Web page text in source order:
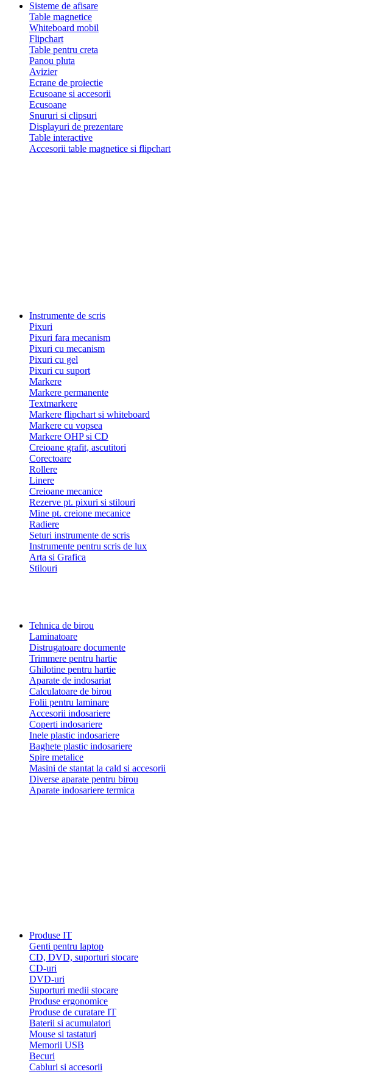
Sisteme de afisare
Table magnetice
Whiteboard mobil
Flipchart
Table pentru creta
Panou pluta
Avizier
Ecrane de proiectie
Ecusoane si accesorii
Ecusoane
Snururi si clipsuri
Displayuri de prezentare
Table interactive
Accesorii table magnetice si flipchart
Instrumente de scris
Pixuri
Pixuri fara mecanism
Pixuri cu mecanism
Pixuri cu gel
Pixuri cu suport
Markere
Markere permanente
Textmarkere
Markere flipchart si whiteboard
Markere cu vopsea
Markere OHP si CD
Creioane grafit, ascutitori
Corectoare
Rollere
Linere
Creioane mecanice
Rezerve pt. pixuri si stilouri
Mine pt. creione mecanice
Radiere
Seturi instrumente de scris
Instrumente pentru scris de lux
Arta si Grafica
Stilouri
Tehnica de birou
Laminatoare
Distrugatoare documente
Trimmere pentru hartie
Ghilotine pentru hartie
Aparate de indosariat
Calculatoare de birou
Folii pentru laminare
Accesorii indosariere
Coperti indosariere
Inele plastic indosariere
Baghete plastic indosariere
Spire metalice
Masini de stantat la cald si accesorii
Diverse aparate pentru birou
Aparate indosariere termica
Produse IT
Genti pentru laptop
CD, DVD, suporturi stocare
CD-uri
DVD-uri
Suporturi medii stocare
Produse ergonomice
Produse de curatare IT
Baterii si acumulatori
Mouse si tastaturi
Memorii USB
Becuri
Cabluri si accesorii